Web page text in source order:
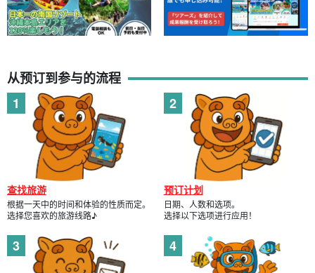
从预订到参与的流程
查找旅游
根据一天中的时间和体验的性质而定。
选择您喜欢的旅游线路♪
预订计划
日期、人数和选项。
选择以下选项进行应用！